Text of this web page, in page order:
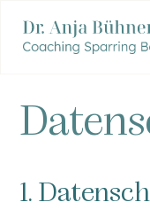
1.